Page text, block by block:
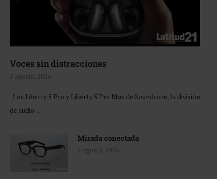
Voces sin distracciones
5 agosto, 2026
Los Liberty 5 Pro y Liberty 5 Pro Max de Soundcore, la división
de audio …
Mirada conectada
5 agosto, 2026